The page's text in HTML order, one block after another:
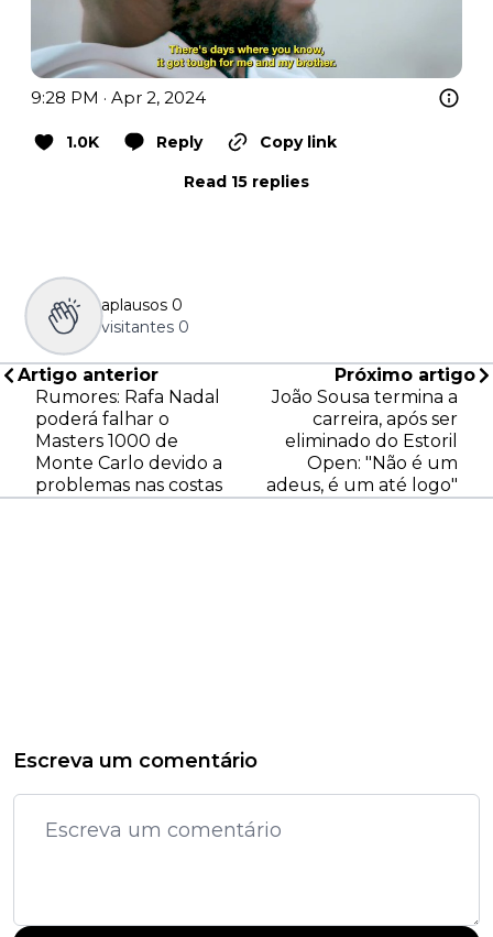
9:28 PM · Apr 2, 2024
1.0K Reply
Copy link
Read 15 replies
aplausos 0
visitantes 0
Artigo anterior
Rumores: Rafa Nadal
poderá falhar o
Masters 1000 de
Monte Carlo devido a
problemas nas costas
Próximo artigo
João Sousa termina a
carreira, após ser
eliminado do Estoril
Open: "Não é um
adeus, é um até logo"
Escreva um comentário